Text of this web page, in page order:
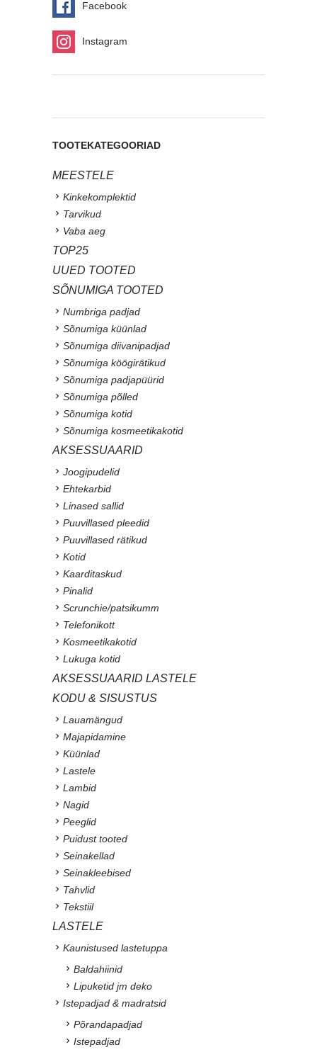
Facebook
Instagram
TOOTEKATEGOORIAD
MEESTELE
Kinkekomplektid
Tarvikud
Vaba aeg
TOP25
UUED TOOTED
SÕNUMIGA TOOTED
Numbriga padjad
Sõnumiga küünlad
Sõnumiga diivanipadjad
Sõnumiga köögirätikud
Sõnumiga padjapüürid
Sõnumiga põlled
Sõnumiga kotid
Sõnumiga kosmeetikakotid
AKSESSUAARID
Joogipudelid
Ehtekarbid
Linased sallid
Puuvillased pleedid
Puuvillased rätikud
Kotid
Kaarditaskud
Pinalid
Scrunchie/patsikumm
Telefonikott
Kosmeetikakotid
Lukuga kotid
AKSESSUAARID LASTELE
KODU & SISUSTUS
Lauamängud
Majapidamine
Küünlad
Lastele
Lambid
Nagid
Peeglid
Puidust tooted
Seinakellad
Seinakleebised
Tahvlid
Tekstiil
LASTELE
Kaunistused lastetuppa
Baldahiinid
Lipuketid jm deko
Istepadjad & madratsid
Põrandapadjad
Istepadjad